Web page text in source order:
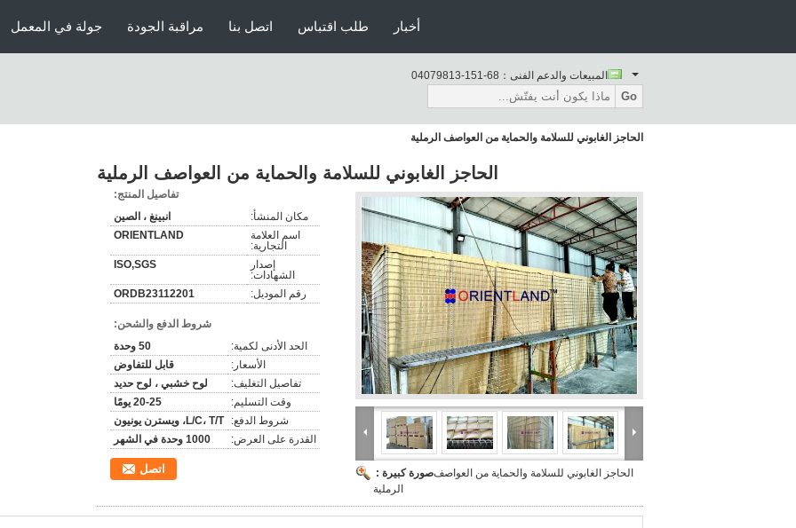
جولة في المعمل مراقبة الجودة اتصل بنا طلب اقتباس أخبار
المبيعات والدعم الفنى： 86-151-31897040
Go
الحاجز الغابوني للسلامة والحماية من العواصف الرملية
الحاجز الغابوني للسلامة والحماية من العواصف الرملية
صورة كبيرة :الحاجز الغابوني للسلامة والحماية من العواصف
الرملية
تفاصيل المنتج:
مكان المنشأ:
انبينغ ، الصين
اسم العلامة
التجارية:
ORIENTLAND
إصدار
الشهادات:
ISO,SGS
رقم الموديل: ORDB23112201
شروط الدفع والشحن:
الحد الأدنى لكمية:
50 وحدة
الأسعار:
قابل للتفاوض
تفاصيل التغليف:
لوح خشبي ، لوح حديد
وقت التسليم:
20-25 يومًا
شروط الدفع:
L/C، T/T، ويسترن يونيون
القدرة على العرض:
1000 وحدة في الشهر
اتصل